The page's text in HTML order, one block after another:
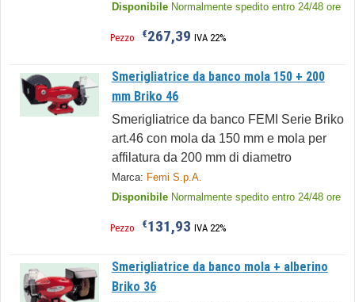
Disponibile Normalmente spedito entro 24/48 ore
Pezzo €267,39 IVA 22%
Smerigliatrice da banco mola 150 + 200
mm Briko 46
Smerigliatrice da banco FEMI Serie Briko
art.46 con mola da 150 mm e mola per
affilatura da 200 mm di diametro
Marca: Femi S.p.A.
Disponibile Normalmente spedito entro 24/48 ore
Pezzo €131,93 IVA 22%
Smerigliatrice da banco mola + alberino
Briko 36